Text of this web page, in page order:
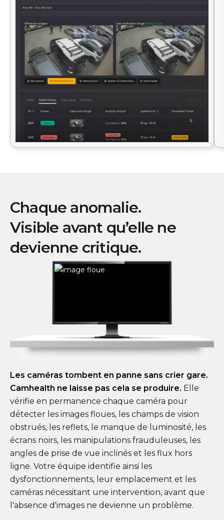
Chaque anomalie.
Visible avant qu’elle ne
devienne critique.
Les caméras tombent en panne sans crier gare.
Camhealth ne laisse pas cela se produire. Elle
vérifie en permanence chaque caméra pour
détecter les images floues, les champs de vision
obstrués, les reflets, le manque de luminosité, les
écrans noirs, les manipulations frauduleuses, les
angles de prise de vue inclinés et les flux hors
ligne. Votre équipe identifie ainsi les
dysfonctionnements, leur emplacement et les
caméras nécessitant une intervention, avant que
l'absence d'images ne devienne un problème.